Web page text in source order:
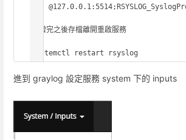
*.*
新增完之後存檔離開重啟服務
systemctl restart rsyslog
進到 graylog 設定服務 system 下的 inputs